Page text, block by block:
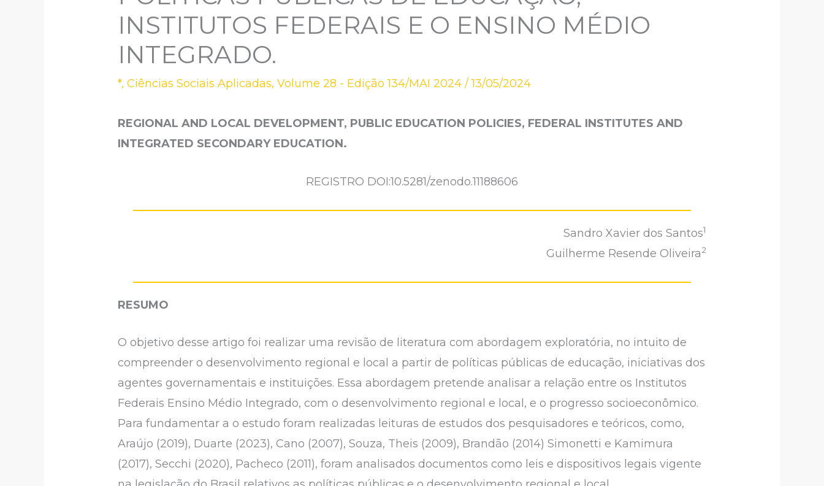
INSTITUTOS FEDERAIS E O ENSINO MÉDIO
INTEGRADO.
*,Ciências Sociais Aplicadas,Volume 28 - Edição 134/MAI 2024 /13/05/2024
REGIONAL AND LOCAL DEVELOPMENT, PUBLIC EDUCATION POLICIES, FEDERAL INSTITUTES AND
INTEGRATED SECONDARY EDUCATION.
REGISTRO DOI:10.5281/zenodo.11188606
Sandro Xavier dos Santos1
Guilherme Resende Oliveira2
RESUMO
O objetivo desse artigo foi realizar uma revisão de literatura com abordagem exploratória, no intuito de
compreender o desenvolvimento regional e local a partir de políticas públicas de educação, iniciativas dos
agentes governamentais e instituições. Essa abordagem pretende analisar a relação entre os Institutos
Federais Ensino Médio Integrado, com o desenvolvimento regional e local, e o progresso socioeconômico.
Para fundamentar a o estudo foram realizadas leituras de estudos dos pesquisadores e teóricos, como,
Araújo (2019), Duarte (2023), Cano (2007), Souza, Theis (2009), Brandão (2014) Simonetti e Kamimura
(2017), Secchi (2020), Pacheco (2011), foram analisados documentos como leis e dispositivos legais vigente